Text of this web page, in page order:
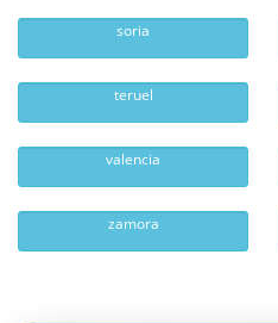
soria
teruel
valencia
zamora